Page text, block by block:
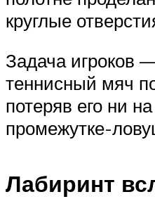
круглые
Задача игроков
теннисный мяч
потеряв его ни
промежутке-
Лабиринт